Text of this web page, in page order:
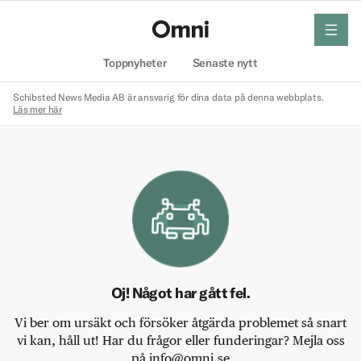
Toppnyheter Senaste nytt
meny
Schibsted News Media AB är ansvarig för dina data på denna webbplats.
Läs mer här
Oj! Något har gått fel.
Vi ber om ursäkt och försöker åtgärda problemet så snart
vi kan, håll ut! Har du frågor eller funderingar? Mejla oss